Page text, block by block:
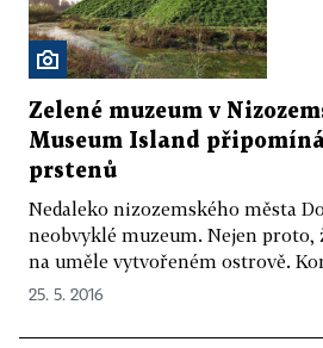
Zelené muzeum v
Museum Island
prstenů
Nedaleko nizozemského města
neobvyklé muzeum. Nejen proto,
na uměle vytvořeném ostrově.
25. 5. 2016